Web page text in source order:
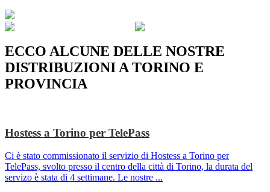
ECCO ALCUNE DELLE NOSTRE
DISTRIBUZIONI A TORINO E
PROVINCIA
Hostess a Torino per TelePass
Ci è stato commissionato il servizio di Hostess a Torino per
TelePass, svolto presso il centro della città di Torino, la durata del
servizo è stata di 4 settimane. Le nostre ...